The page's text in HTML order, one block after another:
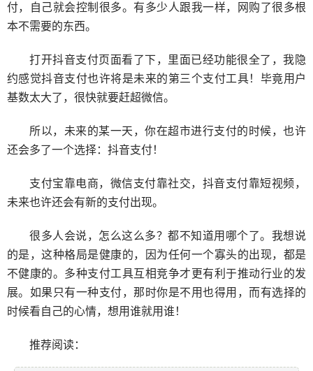
付，自己就会控制很多。有多少人跟我一样，网购了很多根
本不需要的东西。
打开抖音支付页面看了下，里面已经功能很全了，我隐
约感觉抖音支付也许将是未来的第三个支付工具！毕竟用户
基数太大了，很快就要赶超微信。
所以，未来的某一天，你在超市进行支付的时候，也许
还会多了一个选择：抖音支付！
支付宝靠电商，微信支付靠社交，抖音支付靠短视频，
未来也许还会有新的支付出现。
很多人会说，怎么这么多？都不知道用哪个了。我想说
的是，这种格局是健康的，因为任何一个寡头的出现，都是
不健康的。多种支付工具互相竞争才更有利于推动行业的发
展。如果只有一种支付，那时你是不用也得用，而有选择的
时候看自己的心情，想用谁就用谁！
推荐阅读：